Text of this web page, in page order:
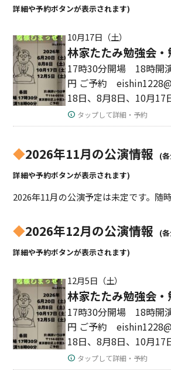
詳細や予約ボタンが表示されます)
10月17日（土）
林家たたみ勉強会
17時30分開場 18時開
円 ご予約
18日、8月8日、10月17
タップして詳細・予約
◆2026年11月の公演情報
(
詳細や予約ボタンが表示されます)
2026年11月の公演予定は未定です。随
◆2026年12月の公演情報
(
詳細や予約ボタンが表示されます)
12月5日（土）
林家たたみ勉強会
17時30分開場 18時開
円 ご予約
18日、8月8日、10月17
タップして詳細・予約